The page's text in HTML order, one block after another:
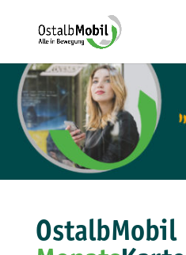
remove_circle_outline
Text verkleinern
add_circle_outline
Text vergrößern
brightness_high Kontrast ändern
font_download Links markieren
OstalbMobil